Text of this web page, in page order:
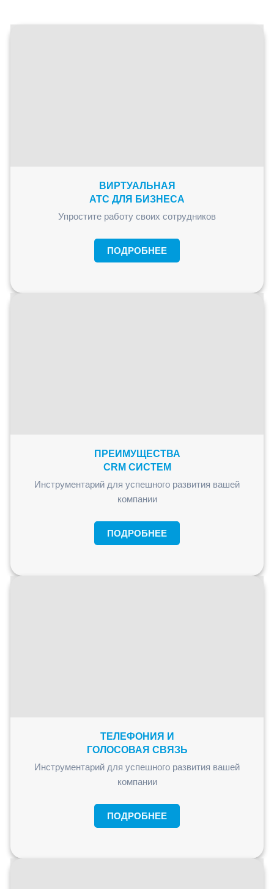
ВИРТУАЛЬНАЯ
АТС ДЛЯ БИЗНЕСА
Упростите работу своих сотрудников
ПОДРОБНЕЕ
ПРЕИМУЩЕСТВА
CRM СИСТЕМ
Инструментарий для успешного развития вашей
компании
ПОДРОБНЕЕ
ТЕЛЕФОНИЯ И
ГОЛОСОВАЯ СВЯЗЬ
Инструментарий для успешного развития вашей
компании
ПОДРОБНЕЕ